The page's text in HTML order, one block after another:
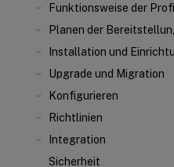
Funktionsweise der
Planen der
Installation und
Upgrade und Migration
Konfigurieren
Richtlinien
Integration
Sicherheit